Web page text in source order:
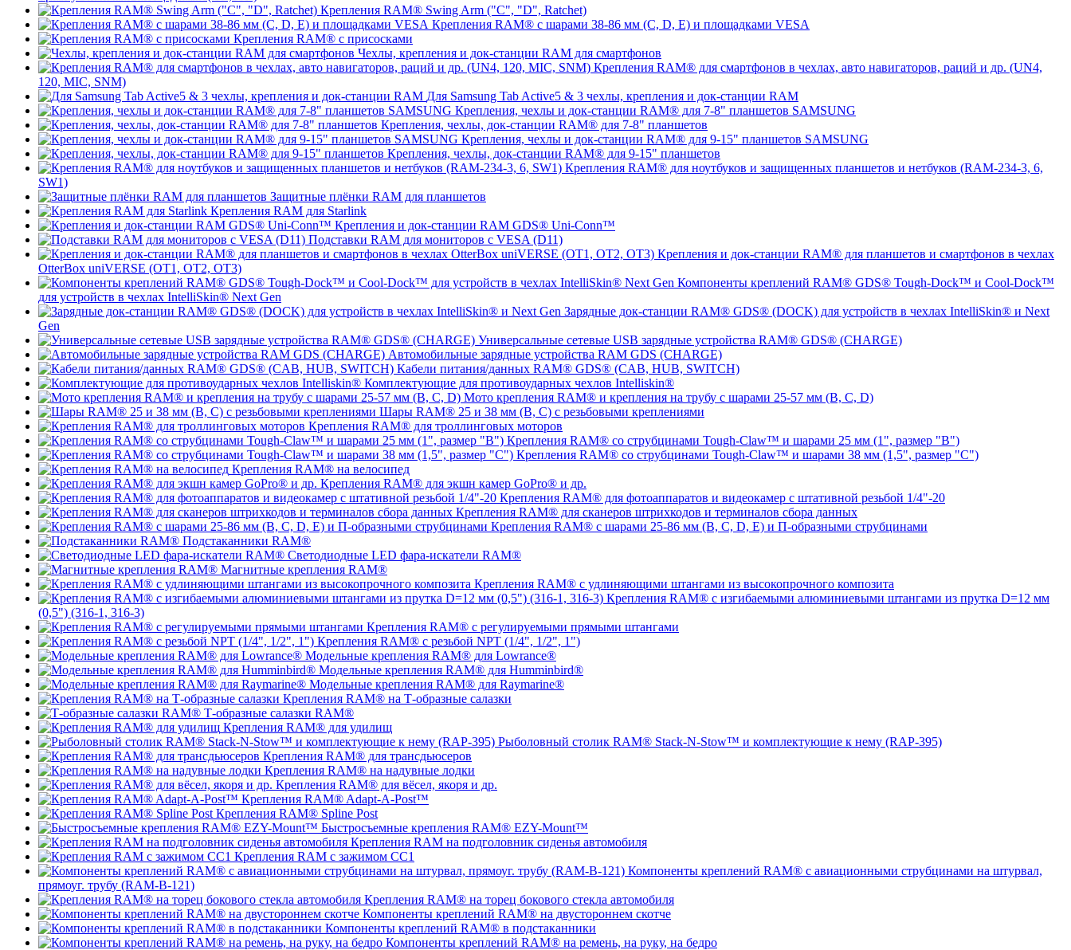
Крепления RAM® Swing Arm ("C", "D", Ratchet)
Крепления RAM® с шарами 38-86 мм (C, D, E) и площадками VESA
Крепления RAM® с присосками
Чехлы, крепления и док-станции RAM для смартфонов
Крепления RAM® для смартфонов в чехлах, авто навигаторов, раций и др. (UN4,
120, MIC, SNM)
Для Samsung Tab Active5 & 3 чехлы, крепления и док-станции RAM
Крепления, чехлы и док-станции RAM® для 7-8" планшетов SAMSUNG
Крепления, чехлы, док-станции RAM® для 7-8" планшетов
Крепления, чехлы и док-станции RAM® для 9-15" планшетов SAMSUNG
Крепления, чехлы, док-станции RAM® для 9-15" планшетов
Крепления RAM® для ноутбуков и защищенных планшетов и нетбуков (RAM-234-3, 6,
SW1)
Защитные плёнки RAM для планшетов
Крепления RAM для Starlink
Крепления и док-станции RAM GDS® Uni-Conn™
Подставки RAM для мониторов с VESA (D11)
Крепления и док-станции RAM® для планшетов и смартфонов в чехлах
OtterBox uniVERSE (OT1, OT2, OT3)
Компоненты креплений RAM® GDS® Tough-Dock™ и Cool-Dock™
для устройств в чехлах IntelliSkin® Next Gen
Зарядные док-станции RAM® GDS® (DOCK) для устройств в чехлах IntelliSkin® и Next
Gen
Универсальные сетевые USB зарядные устройства RAM® GDS® (CHARGE)
Автомобильные зарядные устройства RAM GDS (CHARGE)
Кабели питания/данных RAM® GDS® (CAB, HUB, SWITCH)
Комплектующие для противоударных чехлов Intelliskin®
Мото крепления RAM® и крепления на трубу с шарами 25-57 мм (B, C, D)
Шары RAM® 25 и 38 мм (B, C) с резьбовыми креплениями
Крепления RAM® для троллинговых моторов
Крепления RAM® со струбцинами Tough-Claw™ и шарами 25 мм (1", размер "B")
Крепления RAM® со струбцинами Tough-Claw™ и шарами 38 мм (1,5", размер "C")
Крепления RAM® на велосипед
Крепления RAM® для экшн камер GoPro® и др.
Крепления RAM® для фотоаппаратов и видеокамер с штативной резьбой 1/4"-20
Крепления RAM® для сканеров штрихкодов и терминалов сбора данных
Крепления RAM® с шарами 25-86 мм (B, C, D, E) и П-образными струбцинами
Подстаканники RAM®
Светодиодные LED фара-искатели RAM®
Магнитные крепления RAM®
Крепления RAM® с удлиняющими штангами из высокопрочного композита
Крепления RAM® с изгибаемыми алюминиевыми штангами из прутка D=12 мм
(0,5") (316-1, 316-3)
Крепления RAM® c регулируемыми прямыми штангами
Крепления RAM® с резьбой NPT (1/4", 1/2", 1")
Модельные крепления RAM® для Lowrance®
Модельные крепления RAM® для Humminbird®
Модельные крепления RAM® для Raymarine®
Крепления RAM® на Т-образные салазки
Т-образные салазки RAM®
Крепления RAM® для удилищ
Рыболовный столик RAM® Stack-N-Stow™ и комплектующие к нему (RAP-395)
Крепления RAM® для трансдьюсеров
Крепления RAM® на надувные лодки
Крепления RAM® для вёсел, якоря и др.
Крепления RAM® Adapt-A-Post™
Крепления RAM® Spline Post
Быстросъемные крепления RAM® EZY-Mount™
Крепления RAM на подголовник сиденья автомобиля
Крепления RAM с зажимом СС1
Компоненты креплений RAM® с авиационными струбцинами на штурвал,
прямоуг. трубу (RAM-B-121)
Крепления RAM® на торец бокового стекла автомобиля
Компоненты креплений RAM® на двустороннем скотче
Компоненты креплений RAM® в подстаканники
Компоненты креплений RAM® на ремень, на руку, на бедро